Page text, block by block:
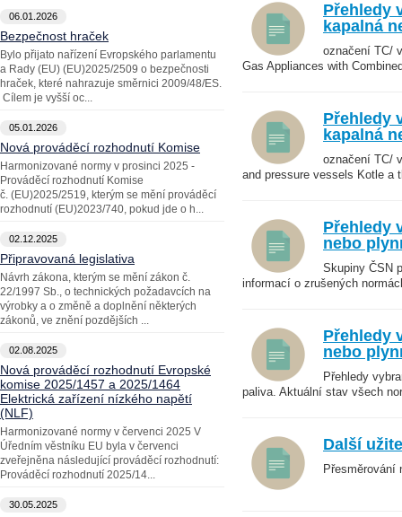
06.01.2026
Bezpečnost hraček
Bylo přijato nařízení Evropského parlamentu
a Rady (EU) (EU)2025/2509 o bezpečnosti
hraček, které nahrazuje směrnici 2009/48/ES.
Cílem je vyšší oc...
05.01.2026
Nová prováděcí rozhodnutí Komise
Harmonizované normy v prosinci 2025 -
Prováděcí rozhodnutí Komise
č. (EU)2025/2519, kterým se mění prováděcí
rozhodnutí (EU)2023/740, pokud jde o h...
02.12.2025
Připravovaná legislativa
Návrh zákona, kterým se mění zákon č.
22/1997 Sb., o technických požadavcích na
výrobky a o změně a doplnění některých
zákonů, ve znění pozdějších ...
02.08.2025
Nová prováděcí rozhodnutí Evropské
komise 2025/1457 a 2025/1464
Elektrická zařízení nízkého napětí
(NLF)
Harmonizované normy v červenci 2025 V
Úředním věstníku EU byla v červenci
zveřejněna následující prováděcí rozhodnutí:
Prováděcí rozhodnutí 2025/14...
30.05.2025
Přehledy
kapalná
označení TC/
Gas Appliances with
Přehledy
kapalná
označení TC/
and pressure vessels Kotle a
Přehledy
nebo
Skupiny ČSN
informací o zrušených
Přehledy
nebo
Přehledy
paliva. Aktuální stav všech
Další
Přesměrování